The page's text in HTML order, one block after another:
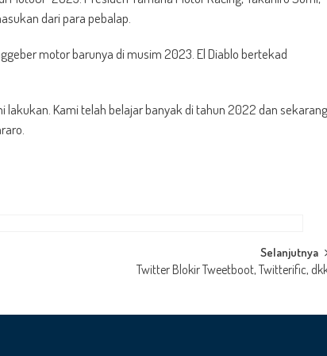
dari para pebalap.
motor barunya di musim 2023. El Diablo bertekad
lakukan. Kami telah belajar banyak di tahun 2022 dan sekarang
Selanjutnya
Twitter Blokir Tweetboot, Twitterific,